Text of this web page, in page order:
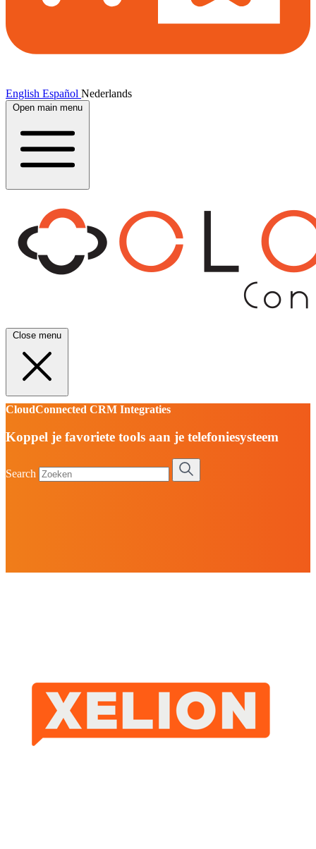
English Español Nederlands
Open main menu
Close menu
CloudConnected CRM Integraties
Koppel je favoriete tools aan je telefoniesysteem
Search